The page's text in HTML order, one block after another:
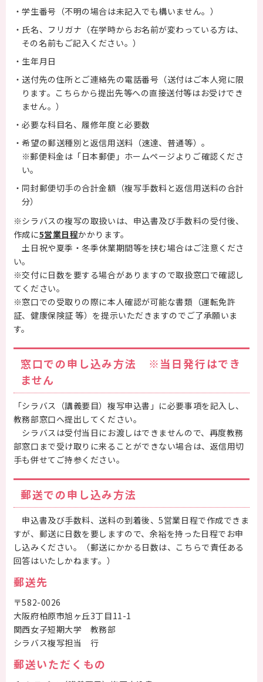
・学生番号（不明の場合は未記入でも構いません。）
・氏名、フリガナ（在学時からお名前が変わっている方は、
その名前もご記入ください。）
・生年月日
・送付先の住所とご連絡先の電話番号（送付はご本人宛に限
ります。こちらから提出先等への直接送付等はお受けでき
ません。）
・必要な科目名、履修年度と必要数
・希望の郵送種別と返信用送料（速達、普通等）。
※郵便料金は「日本郵便」ホームページよりご確認くださ
い。
・同封郵便切手の合計金額（複写手数料と返信用送料の合計
分）
※シラバスの複写の取扱いは、申込書及び手数料の受付後、
作成に5営業日程かかります。
土日祝や夏季・冬季休業期間等を挟む場合はご注意くださ
い。
※交付に日数を要する場合がありますので取扱窓口で確認し
てください。
※窓口での受取りの際に本人確認が可能な書類（運転免許
証、健康保険証 等）を提示いただきますのでご了承願いま
す。
窓口での申し込み方法 ※当日発行はでき
ません
「シラバス（講義要目）複写申込書」に必要事項を記入し、
教務部窓口へ提出してください。
シラバスは受付当日にお渡しはできませんので、再度教務
部窓口まで受け取りに来ることができない場合は、返信用切
手も併せてご持参ください。
郵送での申し込み方法
申込書及び手数料、送料の到着後、5営業日程で作成できま
すが、郵送に日数を要しますので、余裕を持った日程でお申
し込みください。（郵送にかかる日数は、こちらで責任ある
回答はいたしかねます。）
郵送先
〒582-0026
大阪府柏原市旭ヶ丘3丁目11-1
関西女子短期大学 教務部
シラバス複写担当 行
郵送いただくもの